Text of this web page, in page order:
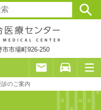
診のご案内
市市場町926-250